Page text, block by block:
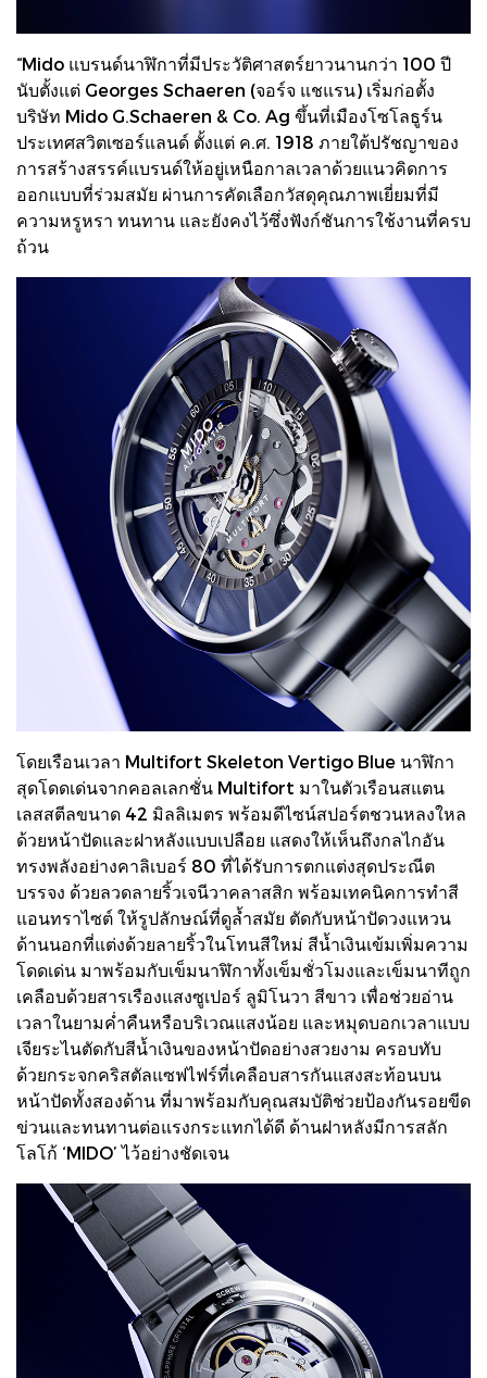
“Mido แบรนด์นาฬิกาที่มีประวัติศาสตร์ยาวนานกว่า 100 ปี
นับตั้งแต่ Georges Schaeren (จอร์จ แชแรน) เริ่มก่อตั้ง
บริษัท Mido G.Schaeren & Co. Ag ขึ้นที่เมืองโซโลธูร์น
ประเทศสวิตเซอร์แลนด์ ตั้งแต่ ค.ศ. 1918 ภายใต้ปรัชญาของ
การสร้างสรรค์แบรนด์ให้อยู่เหนือกาลเวลาด้วยแนวคิดการ
ออกแบบที่ร่วมสมัย ผ่านการคัดเลือกวัสดุคุณภาพเยี่ยมที่มี
ความหรูหรา ทนทาน และยังคงไว้ซึ่งฟังก์ชันการใช้งานที่ครบ
ถ้วน
โดยเรือนเวลา Multifort Skeleton Vertigo Blue นาฬิกา
สุดโดดเด่นจากคอลเลกชั่น Multifort มาในตัวเรือนสแตน
เลสสตีลขนาด 42 มิลลิเมตร พร้อมดีไซน์สปอร์ตชวนหลงใหล
ด้วยหน้าปัดและฝาหลังแบบเปลือย แสดงให้เห็นถึงกลไกอัน
ทรงพลังอย่างคาลิเบอร์ 80 ที่ได้รับการตกแต่งสุดประณีต
บรรจง ด้วยลวดลายริ้วเจนีวาคลาสสิก พร้อมเทคนิคการทำสี
แอนทราไซต์ ให้รูปลักษณ์ที่ดูล้ำสมัย ตัดกับหน้าปัดวงแหวน
ด้านนอกที่แต่งด้วยลายริ้วในโทนสีใหม่ สีน้ำเงินเข้มเพิ่มความ
โดดเด่น มาพร้อมกับเข็มนาฬิกาทั้งเข็มชั่วโมงและเข็มนาทีถูก
เคลือบด้วยสารเรืองแสงซูเปอร์ ลูมิโนวา สีขาว เพื่อช่วยอ่าน
เวลาในยามค่ำคืนหรือบริเวณแสงน้อย และหมุดบอกเวลาแบบ
เจียระไนตัดกับสีน้ำเงินของหน้าปัดอย่างสวยงาม ครอบทับ
ด้วยกระจกคริสตัลแซฟไฟร์ที่เคลือบสารกันแสงสะท้อนบน
หน้าปัดทั้งสองด้าน ที่มาพร้อมกับคุณสมบัติช่วยป้องกันรอยขีด
ข่วนและทนทานต่อแรงกระแทกได้ดี ด้านฝาหลังมีการสลัก
โลโก้ ‘MIDO’ ไว้อย่างชัดเจน